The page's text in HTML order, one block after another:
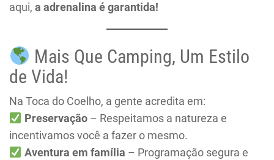
aqui, a adrenalina é garantida!
Mais Que Camping, Um Estilo
de Vida!
Na Toca do Coelho, a gente acredita em:
Preservação– Respeitamos a natureza e
incentivamos você a fazer o mesmo.
Aventura em família – Programação segura e